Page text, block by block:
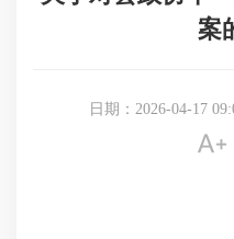
案
日期：2026-04-17
